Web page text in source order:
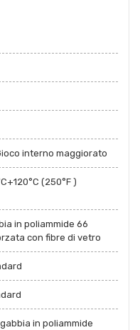
interno maggiorato
(250°F )
in poliammide 66
con fibre di vetro
in poliammide